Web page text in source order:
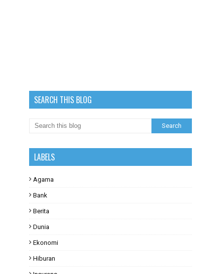
SEARCH THIS BLOG
LABELS
Agama
Bank
Berita
Dunia
Ekonomi
Hiburan